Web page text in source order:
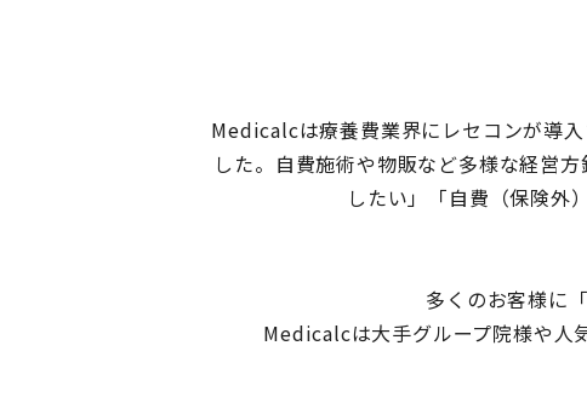
Medicalcは療養費業界にレセコンが導
した。自費施術や物販など多様な経営
したい」「自費（保険外
多くのお客様に
Medicalcは大手グループ院様や人